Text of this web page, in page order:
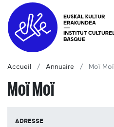
Accueil Annuaire Moï Moï
Moï Moï
ADRESSE